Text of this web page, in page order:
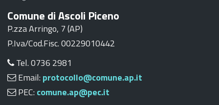
Comune di Ascoli Piceno
P.zza Arringo, 7 (AP)
P.Iva/Cod.Fisc. 00229010442
Tel. 0736 2981
Email: protocollo@comune.ap.it
PEC: comune.ap@pec.it